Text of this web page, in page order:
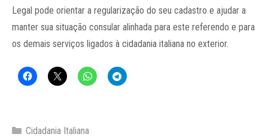
Legal pode orientar a regularização do seu cadastro e ajudar a
manter sua situação consular alinhada para este referendo e para
os demais serviços ligados à cidadania italiana no exterior.
Categorias
Cidadania Italiana